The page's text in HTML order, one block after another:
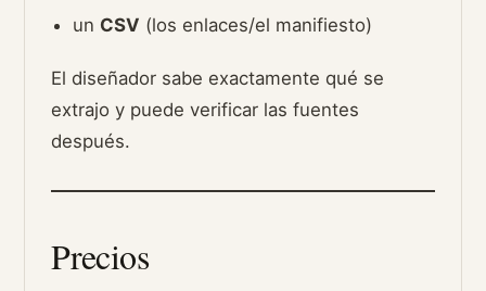
un CSV (los enlaces/el manifiesto)
El diseñador sabe exactamente qué se
extrajo y puede verificar las fuentes
después.
Precios